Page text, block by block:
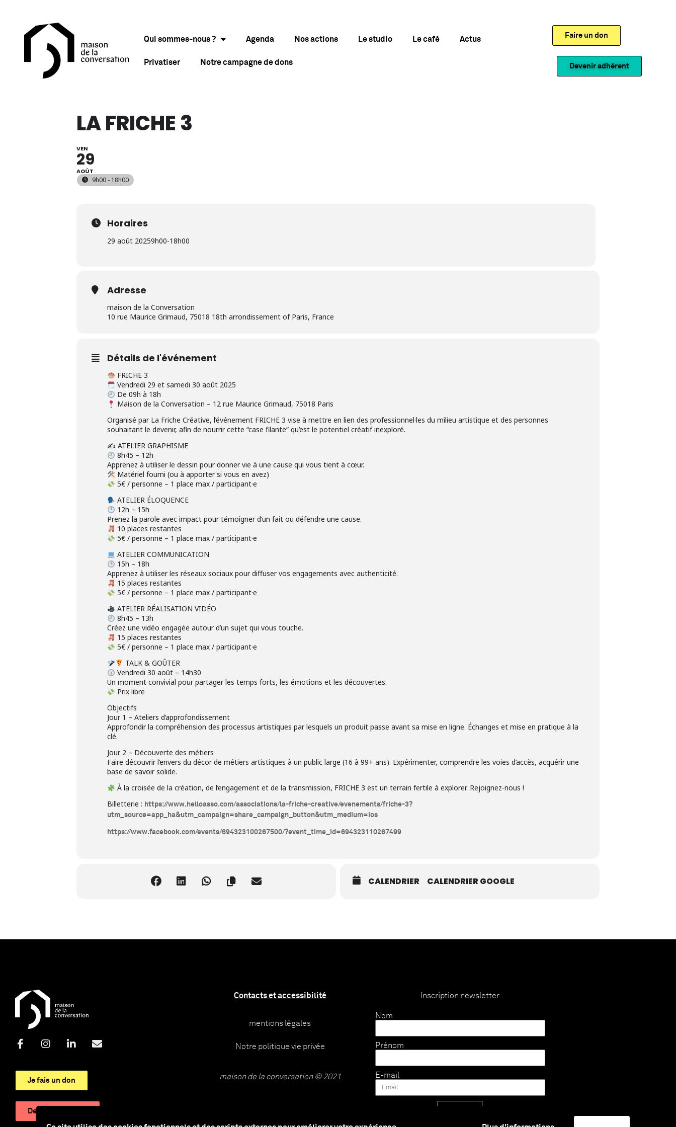
Qui sommes-nous ? Agenda Nos actions Le studio Le café Actus
Privatiser Notre campagne de dons
Faire un don
Devenir adhérent
LA FRICHE 3
VEN
29
AOÛT
9h00 - 18h00
Horaires
29 août 20259h00-18h00
Adresse
maison de la Conversation
10 rue Maurice Grimaud, 75018 18th arrondissement of Paris, France
Détails de l'événement
FRICHE 3
Vendredi 29 et samedi 30 août 2025
De 09h à 18h
Maison de la Conversation – 12 rue Maurice Grimaud, 75018 Paris
Organisé par La Friche Créative, l’événement FRICHE 3 vise à mettre en lien des professionnel·les du milieu artistique et des personnes
souhaitant le devenir, afin de nourrir cette “case filante” qu’est le potentiel créatif inexploré.
✍️ ATELIER GRAPHISME
8h45 – 12h
Apprenez à utiliser le dessin pour donner vie à une cause qui vous tient à cœur.
Matériel fourni (ou à apporter si vous en avez)
5€ / personne – 1 place max / participant·e
ATELIER ÉLOQUENCE
12h – 15h
Prenez la parole avec impact pour témoigner d’un fait ou défendre une cause.
10 places restantes
5€ / personne – 1 place max / participant·e
ATELIER COMMUNICATION
15h – 18h
Apprenez à utiliser les réseaux sociaux pour diffuser vos engagements avec authenticité.
15 places restantes
5€ / personne – 1 place max / participant·e
ATELIER RÉALISATION VIDÉO
8h45 – 13h
Créez une vidéo engagée autour d’un sujet qui vous touche.
15 places restantes
5€ / personne – 1 place max / participant·e
TALK & GOÛTER
Vendredi 30 août – 14h30
Un moment convivial pour partager les temps forts, les émotions et les découvertes.
Prix libre
Objectifs
Jour 1 – Ateliers d’approfondissement
Approfondir la compréhension des processus artistiques par lesquels un produit passe avant sa mise en ligne. Échanges et mise en pratique à la
clé.
Jour 2 – Découverte des métiers
Faire découvrir l’envers du décor de métiers artistiques à un public large (16 à 99+ ans). Expérimenter, comprendre les voies d’accès, acquérir une
base de savoir solide.
À la croisée de la création, de l’engagement et de la transmission, FRICHE 3 est un terrain fertile à explorer. Rejoignez-nous !
Billetterie : https://www.helloasso.com/associations/la-friche-creative/evenements/friche-3?
utm_source=app_ha&utm_campaign=share_campaign_button&utm_medium=ios
https://www.facebook.com/events/694323100267500/?event_time_id=694323110267499
CALENDRIER CALENDRIER GOOGLE
Je fais un don
Devenir adhérent
Contacts et accessibilité
mentions légales
Notre politique vie privée
maison de la conversation © 2021
Inscription newsletter
Nom
Prénom
E-mail